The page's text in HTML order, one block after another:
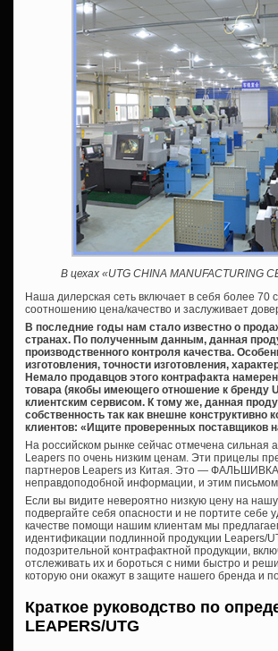
В цехах «UTG CHINA MANUFACTURING
Наша дилерская сеть включает в себя более 70
соотношению цена/качество и заслуживает
В последние годы нам стало известно о
странах. По полученным данным, данная
производственного контроля качества.
изготовления, точности изготовления,
Немало продавцов этого контрафакта
товара (якобы имеющего отношение к бренду
клиентским сервисом. К тому же, данная
собственность так как внешне
клиентов: «Ищите проверенных поставщиков
На российском рынке сейчас отмечена
Leapers по очень низким ценам. Эти прицелы
партнеров Leapers из Китая. Это —
неправдоподобной информации, и этим
Если вы видите невероятно низкую цену на
подвергайте себя опасности и не портите себе
качестве помощи нашим клиентам мы
идентификации подлинной продукции Leapers/
подозрительной контрафактной продукции,
отслеживать их и бороться с ними быстро и
которую они окажут в защите нашего бренда и
Краткое руководство по
LEAPERS/UTG